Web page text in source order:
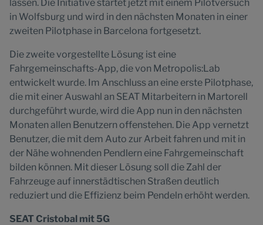
lassen. Die Initiative startet jetzt mit einem Pilotversuch
in Wolfsburg und wird in den nächsten Monaten in einer
zweiten Pilotphase in Barcelona fortgesetzt.
Die zweite vorgestellte Lösung ist eine
Fahrgemeinschafts-App, die von Metropolis:Lab
entwickelt wurde. Im Anschluss an eine erste Pilotphase,
die mit einer Auswahl an SEAT Mitarbeitern in Martorell
durchgeführt wurde, wird die App nun in den nächsten
Monaten allen Benutzern offenstehen. Die App vernetzt
Benutzer, die mit dem Auto zur Arbeit fahren und mit in
der Nähe wohnenden Pendlern eine Fahrgemeinschaft
bilden können. Mit dieser Lösung soll die Zahl der
Fahrzeuge auf innerstädtischen Straßen deutlich
reduziert und die Effizienz beim Pendeln erhöht werden.
SEAT Cristobal mit 5G